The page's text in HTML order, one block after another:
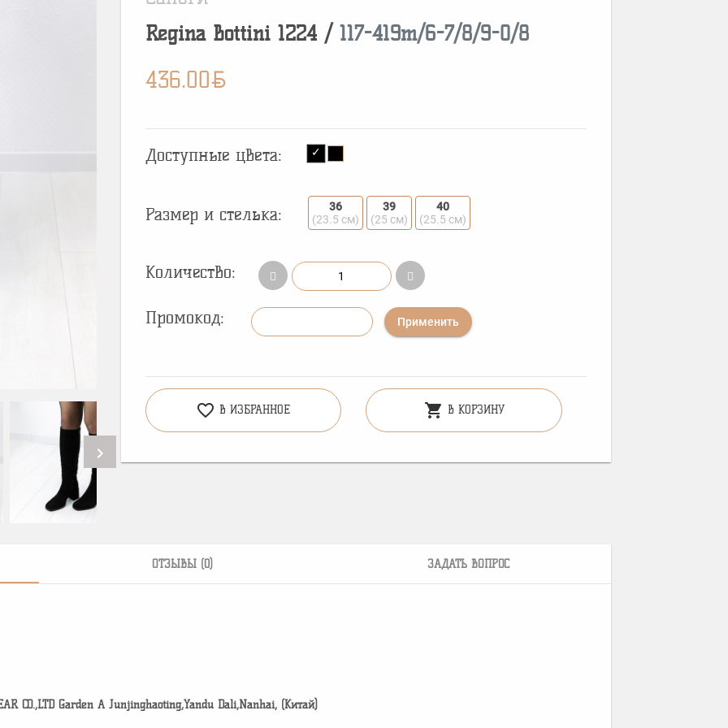
chevron_right
Regina Bottini 1224/ 117-419m/6-7/8/9-0/8
436.00BYN
Доступные цвета:
Размер и стелька:
36
(23.5 см)
39
(25 см)
40
(25.5 см)
Количество:
Промокод: Применить
favorite_border В ИЗБРАННОЕ shopping_cart В КОРЗИНУ
ОТЗЫВЫ (0) ЗАДАТЬ ВОПРОС
CO.,LTD Garden A Junjinghaoting,Yandu Dali,Nanhai, (Китай)